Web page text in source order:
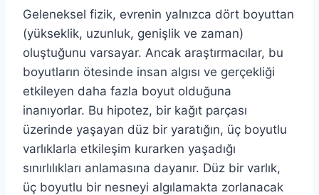
Geleneksel fizik, evrenin yalnızca dört boyuttan
(yükseklik, uzunluk, genişlik ve zaman)
oluştuğunu varsayar. Ancak araştırmacılar, bu
boyutların ötesinde insan algısı ve gerçekliği
etkileyen daha fazla boyut olduğuna
inanıyorlar. Bu hipotez, bir kağıt parçası
üzerinde yaşayan düz bir yaratığın, üç boyutlu
varlıklarla etkileşim kurarken yaşadığı
sınırlılıkları anlamasına dayanır. Düz bir varlık,
üç boyutlu bir nesneyi algılamakta zorlanacak